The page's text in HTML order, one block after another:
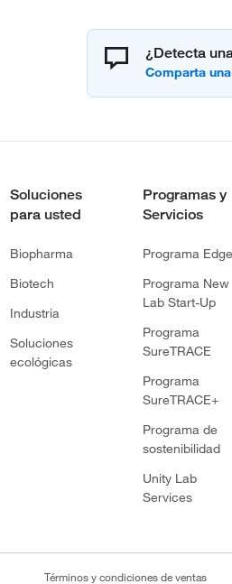
¿Detecta
Soluciones
para usted
Biopharma
Biotech
Industria
Soluciones
ecológicas
Programas y
Servicios
Programa Edge
Programa New
Lab Start-Up
Programa
SureTRACE
Programa
SureTRACE+
Programa de
sostenibilidad
Unity Lab
Services
Términos y condiciones de ventas